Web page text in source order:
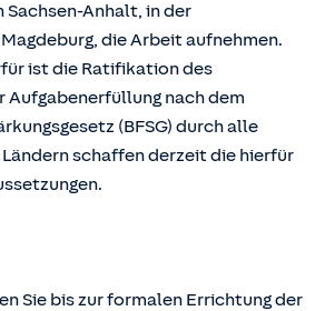
Sachsen-Anhalt, in der
die Arbeit aufnehmen.
ist die Ratifikation des
Aufgabenerfüllung nach dem
(BFSG) durch alle
schaffen derzeit die hierfür
Sie bis zur formalen Errichtung der